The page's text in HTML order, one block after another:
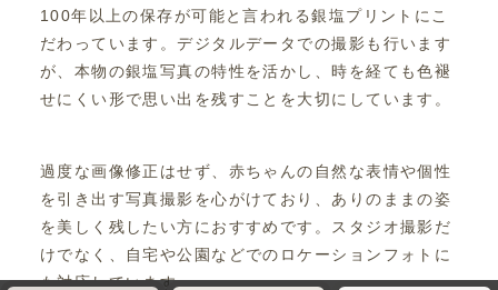
100年以上の保存が可能と言われる銀塩プリントにこ
だわっています。デジタルデータでの撮影も行います
が、本物の銀塩写真の特性を活かし、時を経ても色褪
せにくい形で思い出を残すことを大切にしています。
過度な画像修正はせず、赤ちゃんの自然な表情や個性
を引き出す写真撮影を心がけており、ありのままの姿
を美しく残したい方におすすめです。スタジオ撮影だ
けでなく、自宅や公園などでのロケーションフォトに
も対応しています。